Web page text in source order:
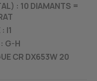
: 10 DIAMANTS =
I1
G-H
CR DX653W 20